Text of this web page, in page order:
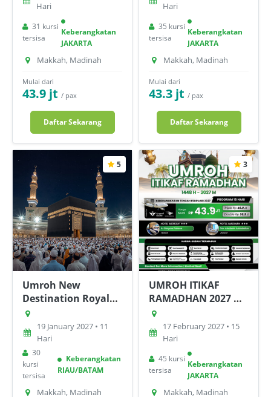
Hari
31 kursi
tersisa
Keberangkatan
JAKARTA
Makkah, Madinah
Mulai dari
43.9 jt / pax
Daftar Sekarang
Hari
35 kursi
tersisa
Keberangkatan
JAKARTA
Makkah, Madinah
Mulai dari
43.3 jt / pax
Daftar Sekarang
5
Umroh New
Destination Royale
Januari 2027 10 hari
[Jakarta]
19 January 2027 • 11
Hari
30
kursi
tersisa
Keberangkatan
RIAU/BATAM
Makkah, Madinah
3
UMROH ITIKAF
RAMADHAN 2027 M
/ 1448 H
17 February 2027 • 15
Hari
45 kursi
tersisa
Keberangkatan
JAKARTA
Makkah, Madinah